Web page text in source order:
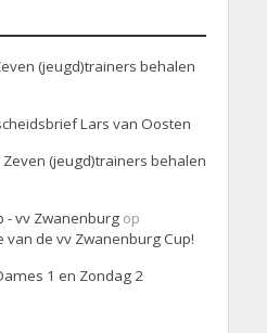
(jeugd)trainers behalen
Lars van Oosten
Zeven (jeugd)trainers behalen
- vv Zwanenburgop
van de vv Zwanenburg Cup!
1 en Zondag 2